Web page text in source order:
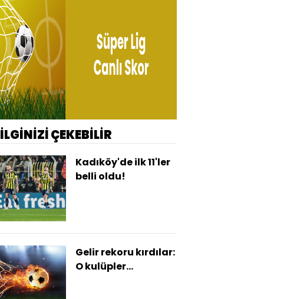
İLGİNİZİ ÇEKEBİLİR
Kadıköy'de ilk 11'ler
belli oldu!
Gelir rekoru kırdılar:
O kulüpler